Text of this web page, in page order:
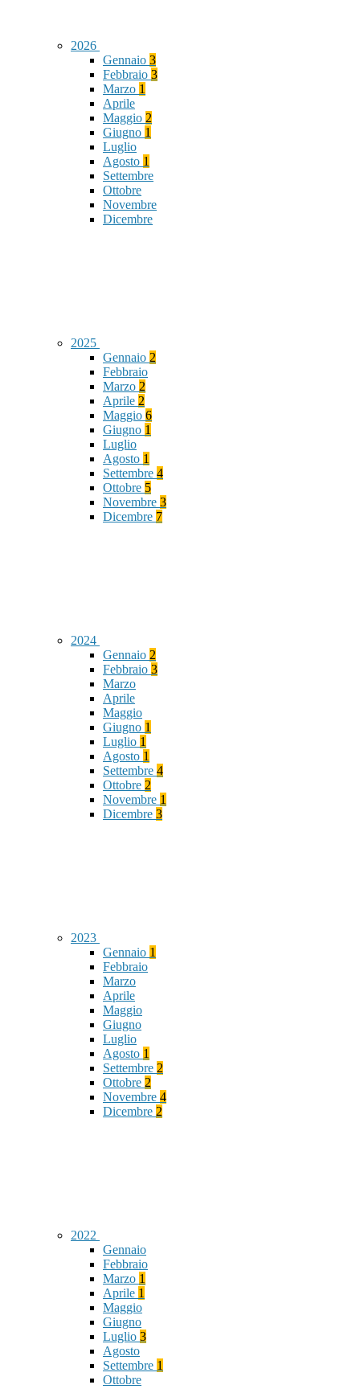
2026
Gennaio 3
Febbraio 3
Marzo 1
Aprile
Maggio 2
Giugno 1
Luglio
Agosto 1
Settembre
Ottobre
Novembre
Dicembre
2025
Gennaio 2
Febbraio
Marzo 2
Aprile 2
Maggio 6
Giugno 1
Luglio
Agosto 1
Settembre 4
Ottobre 5
Novembre 3
Dicembre 7
2024
Gennaio 2
Febbraio 3
Marzo
Aprile
Maggio
Giugno 1
Luglio 1
Agosto 1
Settembre 4
Ottobre 2
Novembre 1
Dicembre 3
2023
Gennaio 1
Febbraio
Marzo
Aprile
Maggio
Giugno
Luglio
Agosto 1
Settembre 2
Ottobre 2
Novembre 4
Dicembre 2
2022
Gennaio
Febbraio
Marzo 1
Aprile 1
Maggio
Giugno
Luglio 3
Agosto
Settembre 1
Ottobre